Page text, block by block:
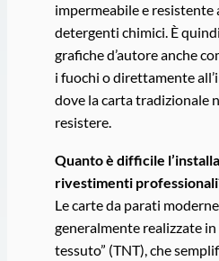
impermeabile e resistente
detergenti chimici. È
grafiche d’autore anche
i fuochi o direttamente
dove la carta tradizionale
resistere.
Quanto è difficile
rivestimenti
Le carte da parati
generalmente realizzate
tessuto” (TNT), che